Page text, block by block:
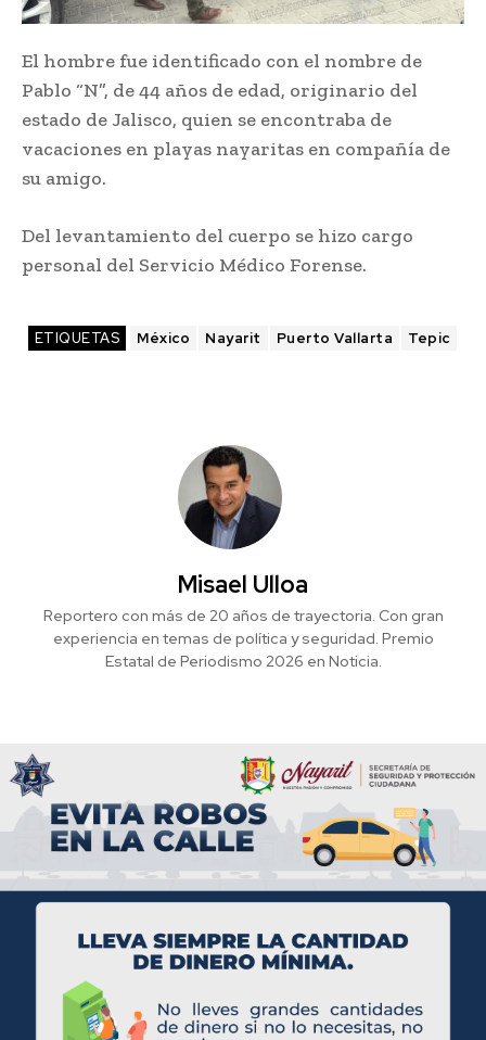
El hombre fue identificado con el nombre de
Pablo “N”, de 44 años de edad, originario del
estado de Jalisco, quien se encontraba de
vacaciones en playas nayaritas en compañía de
su amigo.
Del levantamiento del cuerpo se hizo cargo
personal del Servicio Médico Forense.
ETIQUETAS México Nayarit Puerto Vallarta Tepic
Misael Ulloa
Reportero con más de 20 años de trayectoria. Con gran
experiencia en temas de política y seguridad. Premio
Estatal de Periodismo 2026 en Noticia.